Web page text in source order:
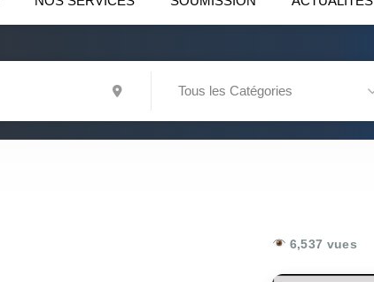
Tous les Catégories
6,537 vues